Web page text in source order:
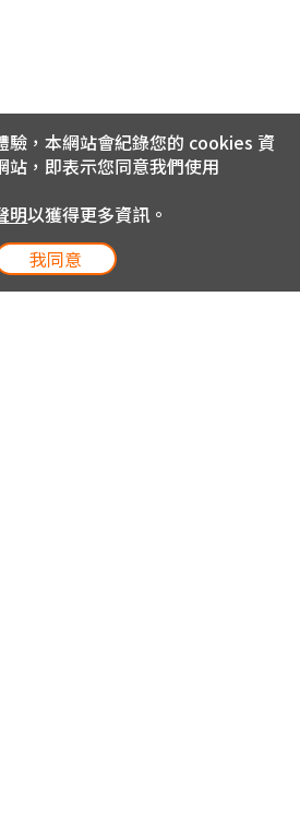
驗，本網站會紀錄您的 cookies 資
站，即表示您同意我們使用
明以獲得更多資訊。
我同意